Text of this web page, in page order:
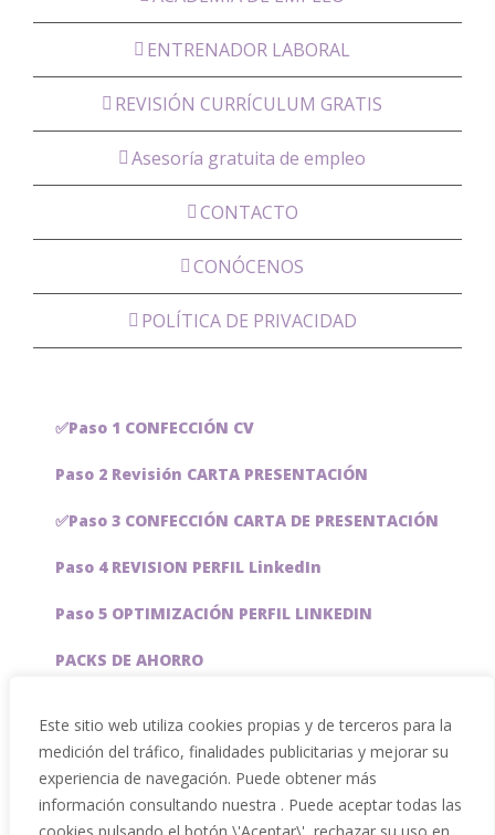
Este sitio web utiliza cookies propias y de terceros para la
medición del tráfico, finalidades publicitarias y mejorar su
experiencia de navegación. Puede obtener más
información consultando nuestra . Puede aceptar todas las
ENTRENADOR LABORAL
REVISIÓN CURRÍCULUM GRATIS
Asesoría gratuita de empleo
CONTACTO
CONÓCENOS
POLÍTICA DE PRIVACIDAD
✅Paso 1 CONFECCIÓN CV
Paso 2 Revisión CARTA PRESENTACIÓN
✅Paso 3 CONFECCIÓN CARTA DE PRESENTACIÓN
Paso 4 REVISION PERFIL LinkedIn
Paso 5 OPTIMIZACIÓN PERFIL LINKEDIN
PACKS DE AHORRO
Servicios especiales